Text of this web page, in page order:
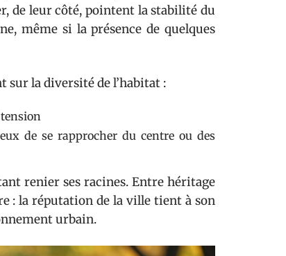
de leur côté, pointent la stabilité du
même si la présence de quelques
sur la diversité de l’habitat :
de se rapprocher du centre ou des
renier ses racines. Entre héritage
: la réputation de la ville tient à son
urbain.